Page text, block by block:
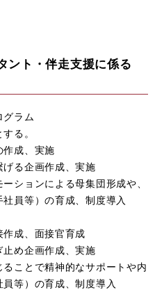
ント・伴走支援に係る
グラム
る。
作成、実施
げる企画作成、実施
ションによる母集団形成や、
員等）の育成、制度導入
作成、面接官育成
止め企画作成、実施
ことで精神的なサポートや内
等）の育成、制度導入